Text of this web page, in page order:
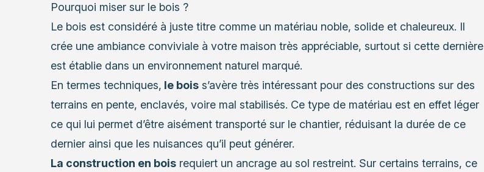
Pourquoi miser sur le bois ?
Le bois est considéré à juste titre comme un matériau noble, solide et chaleureux. Il
crée une ambiance conviviale à votre maison très appréciable, surtout si cette dernière
est établie dans un environnement naturel marqué.
En termes techniques, le boiss’avère très intéressant pour des constructions sur des
terrains en pente, enclavés, voire mal stabilisés. Ce type de matériau est en effet léger
ce qui lui permet d’être aisément transporté sur le chantier, réduisant la durée de ce
dernier ainsi que les nuisances qu’il peut générer.
La construction en boisrequiert un ancrage au sol restreint. Sur certains terrains, ce